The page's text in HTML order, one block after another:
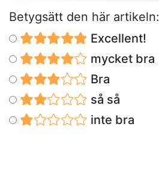
Betygsätt den här artikeln:
Excellent!
mycket bra
Bra
så så
inte bra